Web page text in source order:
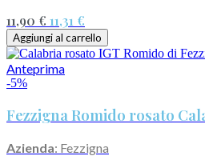
11,90 € 11,31 €
Aggiungi al carrello
Anteprima
-5%
Fezzigna Romido rosato
Azienda: Fezzigna